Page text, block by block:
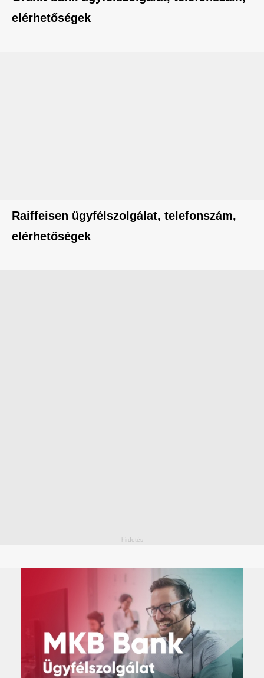
elérhetőségek
Raiffeisen ügyfélszolgálat, telefonszám,
elérhetőségek